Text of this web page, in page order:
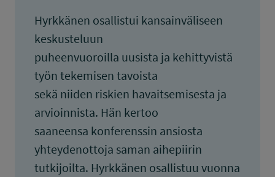
Hyrkkänen osallistui kansainväliseen
keskusteluun
puheenvuoroilla uusista ja kehittyvistä
työn tekemisen tavoista
sekä niiden riskien havaitsemisesta ja
arvioinnista. Hän kertoo
saaneensa konferenssin ansiosta
yhteydenottoja saman aihepiirin
tutkijoilta. Hyrkkänen osallistuu vuonna